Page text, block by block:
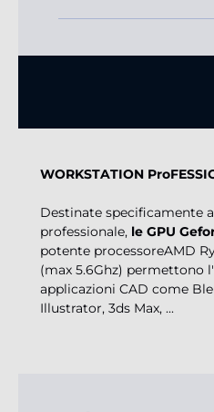
WORKSTATION
Destinate specificamente
professionale, le GPU
potente processoreAMD
(max 5.6Ghz) permettono
applicazioni CAD come
Illustrator, 3ds Max, ...